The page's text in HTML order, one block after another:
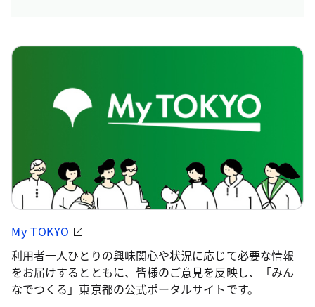
My TOKYO
利用者一人ひとりの興味関心や状況に応じて必要な情報
をお届けするとともに、皆様のご意見を反映し、「みん
なでつくる」東京都の公式ポータルサイトです。